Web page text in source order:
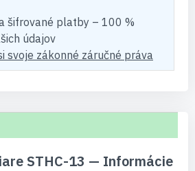
šifrované platby – 100 %
údajov
svoje zákonné záručné práva
STHC-13 — Informácie